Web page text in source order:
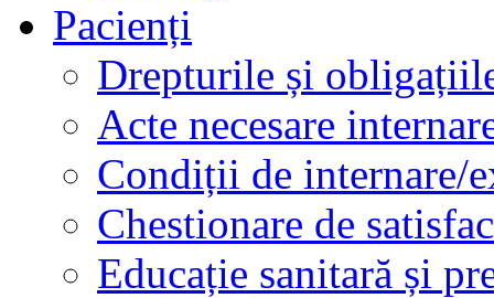
Pacienți
Drepturile și
Acte necesare
Condiții de internare/
Chestionare de
Educație sanitară și